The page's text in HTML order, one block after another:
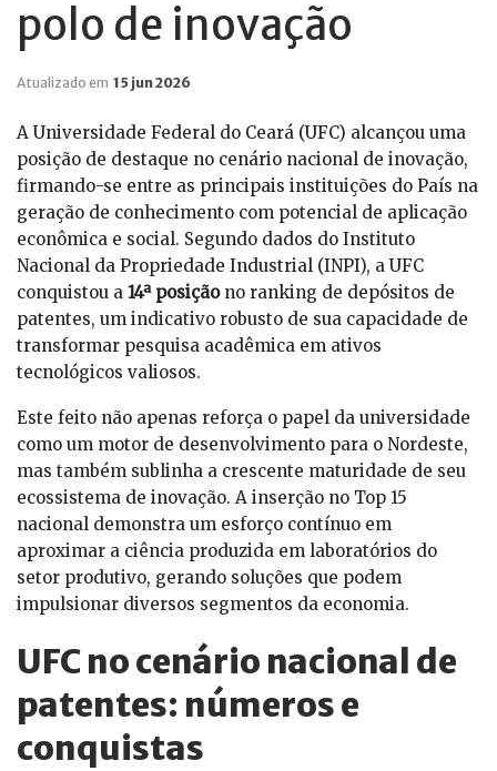
polo de inovação
Atualizado em 15 jun 2026
A Universidade Federal do Ceará (UFC) alcançou uma
posição de destaque no cenário nacional de inovação,
firmando-se entre as principais instituições do País na
geração de conhecimento com potencial de aplicação
econômica e social. Segundo dados do Instituto
Nacional da Propriedade Industrial (INPI), a UFC
conquistou a 14ª posiçãono ranking de depósitos de
patentes, um indicativo robusto de sua capacidade de
transformar pesquisa acadêmica em ativos
tecnológicos valiosos.
Este feito não apenas reforça o papel da universidade
como um motor de desenvolvimento para o Nordeste,
mas também sublinha a crescente maturidade de seu
ecossistema de inovação. A inserção no Top 15
nacional demonstra um esforço contínuo em
aproximar a ciência produzida em laboratórios do
setor produtivo, gerando soluções que podem
impulsionar diversos segmentos da economia.
UFC no cenário nacional de
patentes: números e
conquistas